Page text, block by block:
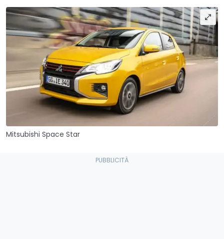
Mitsubishi Space Star